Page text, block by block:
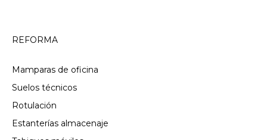
REFORMA
Mamparas de oficina
Suelos técnicos
Rotulación
Estanterías almacenaje